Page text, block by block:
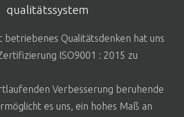
qualitätssystem
betriebenes Qualitätsdenken hat uns
ISO9001 : 2015 zu
Verbesserung beruhende
es uns, ein hohes Maß an